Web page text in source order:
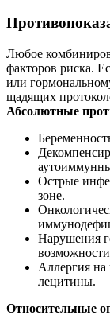
Любое
факторов риска.
или
щадящих
Абсолютные
Острые
зоне.
Нарушения
Аллергия на
лецитины.
Относительные